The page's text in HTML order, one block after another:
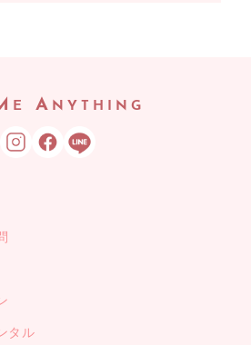
E A NYTHING
タル